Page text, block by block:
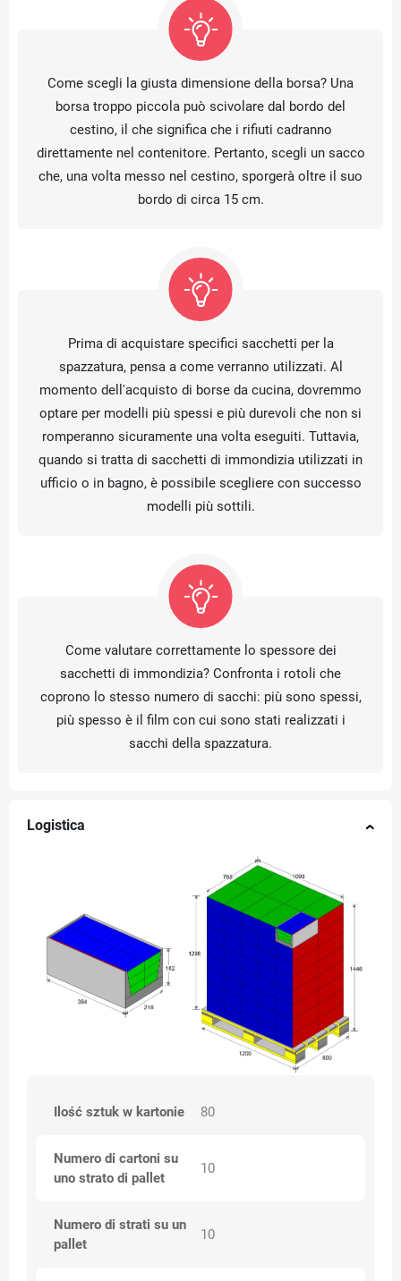
Come scegli la giusta dimensione della borsa? Una
borsa troppo piccola può scivolare dal bordo del
cestino, il che significa che i rifiuti cadranno
direttamente nel contenitore. Pertanto, scegli un sacco
che, una volta messo nel cestino, sporgerà oltre il suo
bordo di circa 15 cm.
Prima di acquistare specifici sacchetti per la
spazzatura, pensa a come verranno utilizzati. Al
momento dell'acquisto di borse da cucina, dovremmo
optare per modelli più spessi e più durevoli che non si
romperanno sicuramente una volta eseguiti. Tuttavia,
quando si tratta di sacchetti di immondizia utilizzati in
ufficio o in bagno, è possibile scegliere con successo
modelli più sottili.
Come valutare correttamente lo spessore dei
sacchetti di immondizia? Confronta i rotoli che
coprono lo stesso numero di sacchi: più sono spessi,
più spesso è il film con cui sono stati realizzati i
sacchi della spazzatura.
Logistica
Ilość sztuk w kartonie 80
Numero di cartoni su
uno strato di pallet
10
Numero di strati su un
pallet
10